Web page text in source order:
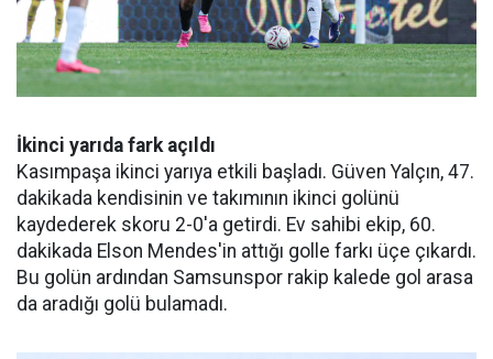
İkinci yarıda fark açıldı
Kasımpaşa ikinci yarıya etkili başladı. Güven Yalçın, 47.
dakikada kendisinin ve takımının ikinci golünü
kaydederek skoru 2-0'a getirdi. Ev sahibi ekip, 60.
dakikada Elson Mendes'in attığı golle farkı üçe çıkardı.
Bu golün ardından Samsunspor rakip kalede gol arasa
da aradığı golü bulamadı.